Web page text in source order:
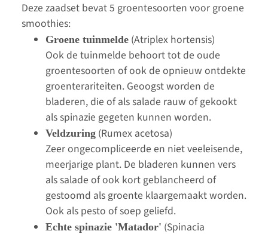
Deze zaadset bevat 5 groentesoorten voor groene
smoothies:
Groene tuinmelde (Atriplex hortensis)
Ook de tuinmelde behoort tot de oude
groentesoorten of ook de opnieuw ontdekte
groenterariteiten. Geoogst worden de
bladeren, die of als salade rauw of gekookt
als spinazie gegeten kunnen worden.
Veldzuring (Rumex acetosa)
Zeer ongecompliceerde en niet veeleisende,
meerjarige plant. De bladeren kunnen vers
als salade of ook kort geblancheerd of
gestoomd als groente klaargemaakt worden.
Ook als pesto of soep geliefd.
Echte spinazie 'Matador' (Spinacia